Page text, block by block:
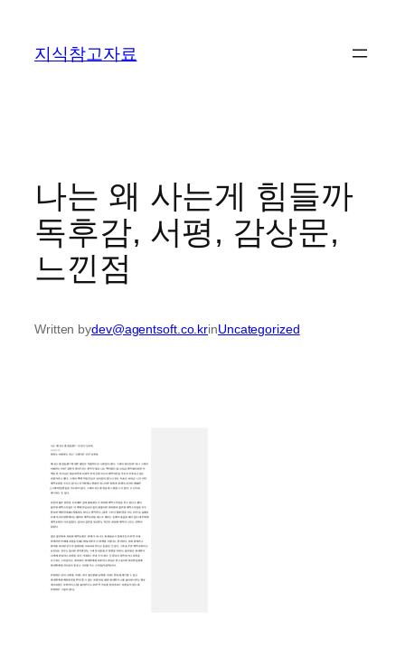
지식참고자료
나는 왜 사는게 힘들까
독후감, 서평, 감상문,
느낀점
Written bydev@agentsoft.co.krinUncategorized